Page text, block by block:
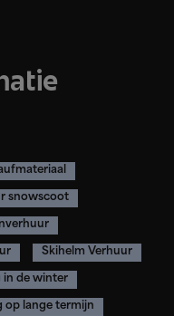
snowscoot
Skihelm Verhuur
in de winter
op lange termijn